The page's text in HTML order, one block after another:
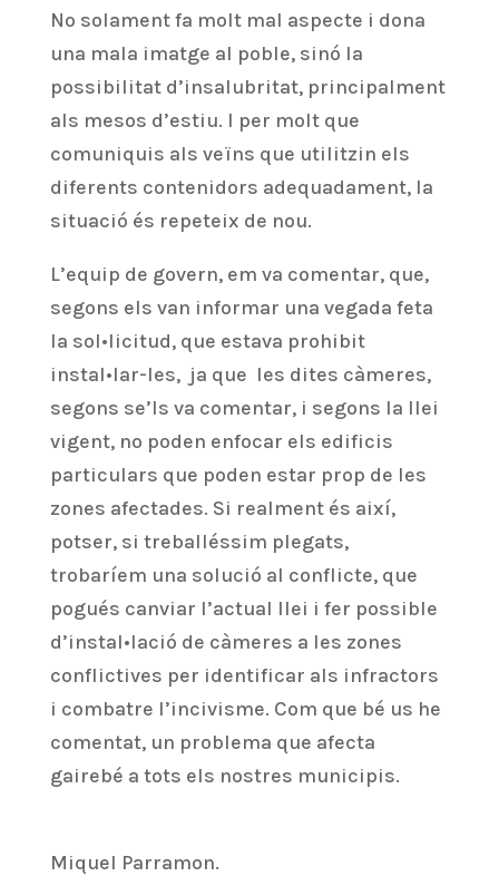
No solament fa molt mal aspecte i dona
una mala imatge al poble, sinó la
possibilitat d’insalubritat, principalment
als mesos d’estiu. I per molt que
comuniquis als veïns que utilitzin els
diferents contenidors adequadament, la
situació és repeteix de nou.
L’equip de govern, em va comentar, que,
segons els van informar una vegada feta
la sol•licitud, que estava prohibit
instal•lar-les, ja que les dites càmeres,
segons se’ls va comentar, i segons la llei
vigent, no poden enfocar els edificis
particulars que poden estar prop de les
zones afectades. Si realment és així,
potser, si treballéssim plegats,
trobaríem una solució al conflicte, que
pogués canviar l’actual llei i fer possible
d’instal•lació de càmeres a les zones
conflictives per identificar als infractors
i combatre l’incivisme. Com que bé us he
comentat, un problema que afecta
gairebé a tots els nostres municipis.
Miquel Parramon.